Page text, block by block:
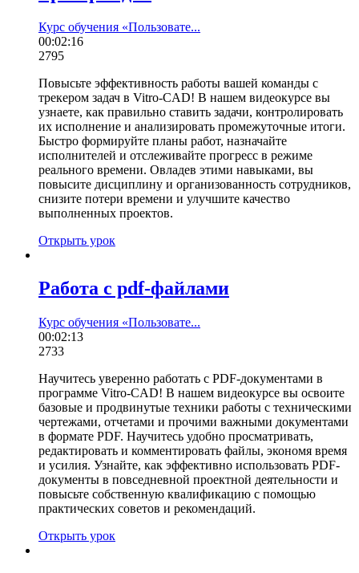
Курс обучения «Пользовате...
00:02:16
2795
Повысьте эффективность работы вашей команды с
трекером задач в Vitro-CAD! В нашем видеокурсе вы
узнаете, как правильно ставить задачи, контролировать
их исполнение и анализировать промежуточные итоги.
Быстро формируйте планы работ, назначайте
исполнителей и отслеживайте прогресс в режиме
реального времени. Овладев этими навыками, вы
повысите дисциплину и организованность сотрудников,
снизите потери времени и улучшите качество
выполненных проектов.
Открыть урок
Работа с pdf-файлами
Курс обучения «Пользовате...
00:02:13
2733
Научитесь уверенно работать с PDF-документами в
программе Vitro-CAD! В нашем видеокурсе вы освоите
базовые и продвинутые техники работы с техническими
чертежами, отчетами и прочими важными документами
в формате PDF. Научитесь удобно просматривать,
редактировать и комментировать файлы, экономя время
и усилия. Узнайте, как эффективно использовать PDF-
документы в повседневной проектной деятельности и
повысьте собственную квалификацию с помощью
практических советов и рекомендаций.
Открыть урок